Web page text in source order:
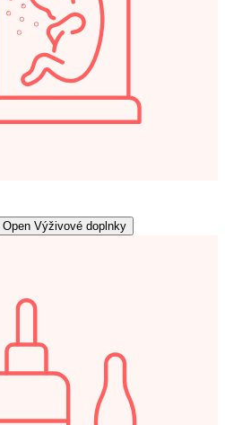
Open Výživové doplnky